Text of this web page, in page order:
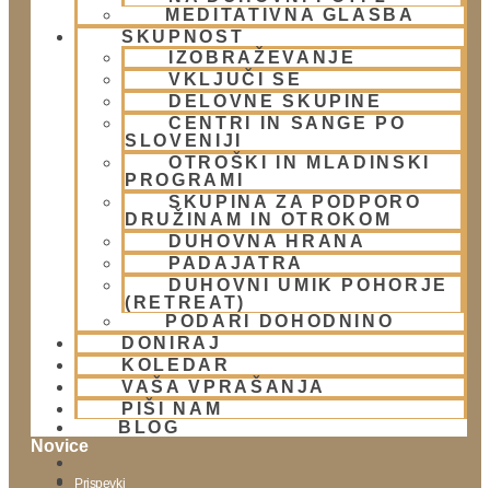
MEDITATIVNA GLASBA
SKUPNOST
IZOBRAŽEVANJE
VKLJUČI SE
DELOVNE SKUPINE
CENTRI IN SANGE PO
SLOVENIJI
OTROŠKI IN MLADINSKI
PROGRAMI
SKUPINA ZA PODPORO
DRUŽINAM IN OTROKOM
DUHOVNA HRANA
PADAJATRA
DUHOVNI UMIK POHORJE
(RETREAT)
PODARI DOHODNINO
DONIRAJ
KOLEDAR
VAŠA VPRAŠANJA
PIŠI NAM
BLOG
Klikni gumb spodaj.
Doniraj
Obišči nas
Lokacija
Urnik templja
Nedeljsko srečanje
Parkiranje
Politika zasebnosti
Novice
Prispevki